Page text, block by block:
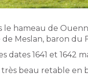
le hameau de
de Meslan, baron
1641 et 1642
beau retable en